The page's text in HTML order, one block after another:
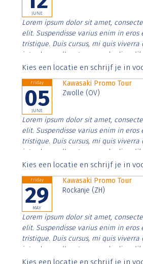
JUNE
Lorem ipsum dolor sit amet,
elit. Suspendisse varius enim in eros
tristique. Duis cursus, mi quis viverra
interdum nulla, ut commodo diam
Aenean faucibus nibh et justo
Kies een locatie en schrijf je in
Friday
05
JUNE
Kawasaki Promo Tour
Zwolle (OV)
Lorem ipsum dolor sit amet,
elit. Suspendisse varius enim in eros
tristique. Duis cursus, mi quis viverra
interdum nulla, ut commodo diam
Aenean faucibus nibh et justo
Kies een locatie en schrijf je in
Friday
29
MAY
Kawasaki Promo Tour
Rockanje (ZH)
Lorem ipsum dolor sit amet,
elit. Suspendisse varius enim in eros
tristique. Duis cursus, mi quis viverra
interdum nulla, ut commodo diam
Aenean faucibus nibh et justo
Kies een locatie en schrijf je in